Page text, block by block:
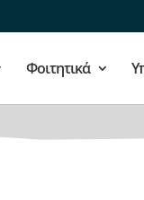
Φοιτητικά